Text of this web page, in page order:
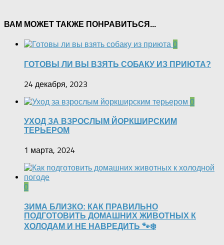
ВАМ МОЖЕТ ТАКЖЕ ПОНРАВИТЬСЯ...
0
ГОТОВЫ ЛИ ВЫ ВЗЯТЬ СОБАКУ ИЗ ПРИЮТА?
24 декабря, 2023
0
УХОД ЗА ВЗРОСЛЫМ ЙОРКШИРСКИМ
ТЕРЬЕРОМ
1 марта, 2024
0
ЗИМА БЛИЗКО: КАК ПРАВИЛЬНО
ПОДГОТОВИТЬ ДОМАШНИХ ЖИВОТНЫХ К
ХОЛОДАМ И НЕ НАВРЕДИТЬ 🐾❄️